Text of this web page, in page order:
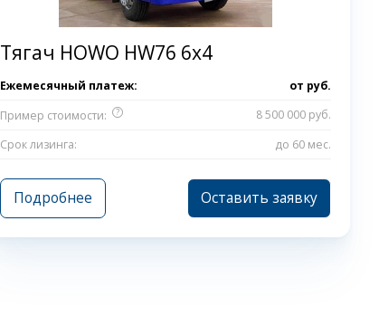
Тягач HOWO HW76 6x4
Ежемесячный платеж: от руб.
Пример стоимости:
?
8 500 000 руб.
Срок лизинга:
до 60 мес.
Подробнее Оставить заявку